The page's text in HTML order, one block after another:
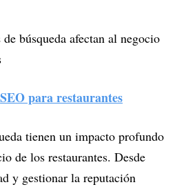
búsqueda afectan al negocio
SEO para restaurantes
tienen un impacto profundo
de los restaurantes. Desde
y gestionar la reputación